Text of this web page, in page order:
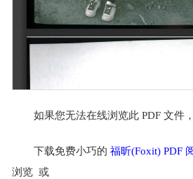
如果您无法在线浏览此 PDF 文件
下载免费小巧的 福昕(Foxit) PDF
浏览 或